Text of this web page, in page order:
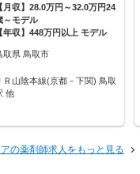
【月収】28.0万円～32.0万円24
～モデル
【年収】448万円以上 モデル
取県 鳥取市
Ｒ山陰本線(京都－下関) 鳥取
他
の薬剤師求人をもっと見る